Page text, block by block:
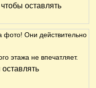
чтобы оставлять
фото! Они действительно
этажа не впечатляет.
оставлять